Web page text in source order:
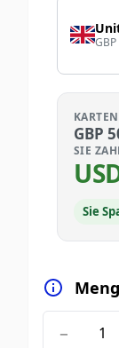
GBP
SIE
Sie
−